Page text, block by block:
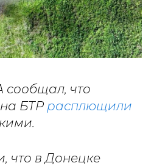
сообщал, что
БТР расплющили
что в Донецке